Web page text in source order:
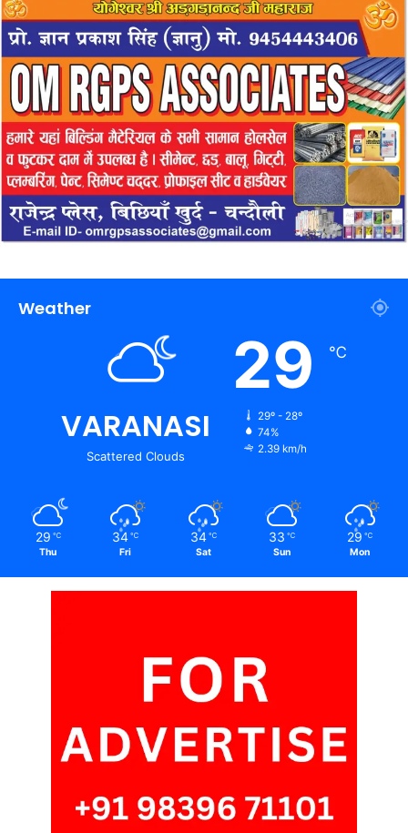
Weather
VARANASI
Scattered Clouds
29 ℃
29º - 28º
74%
2.39 km/h
29 ℃
Thu
34 ℃
Fri
34 ℃
Sat
33 ℃
Sun
29 ℃
Mon